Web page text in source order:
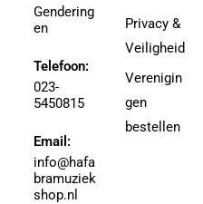
Aguilar, Walter Leon
Aguilera, Christina
Ahbez, Eden
Ahle, Johann R.
Ahronheim, Albert
Airto Moreira Ramon Zenker
Aitken
Aitken, Robert
30
3e divisie
4
4,5
4,5 (3e divisie)
4.5
Gendering
en
Telefoon:
023-
5450815
Email:
info@hafa
bramuziek
shop.nl
Privacy &
Veiligheid
Verenigin
gen
bestellen